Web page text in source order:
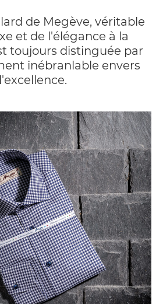
de Megève, véritable
et de l'élégance à la
toujours distinguée par
inébranlable envers
l'excellence.